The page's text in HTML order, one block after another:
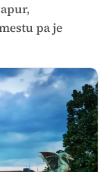
pa je